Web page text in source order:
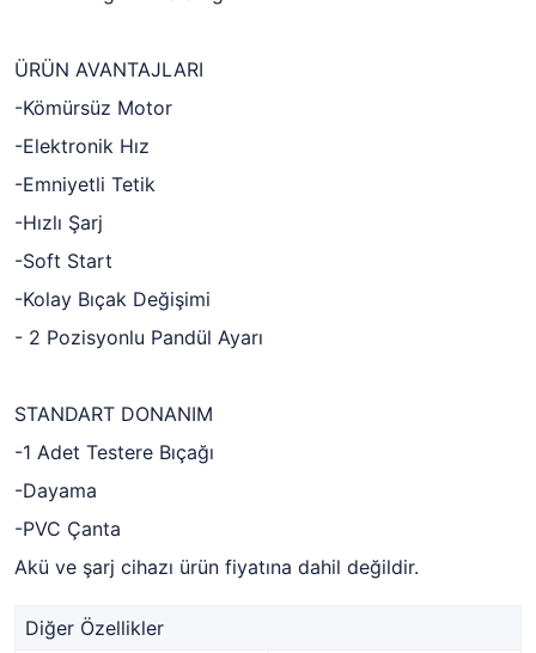
ÜRÜN AVANTAJLARI
-Kömürsüz Motor
-Elektronik Hız
-Emniyetli Tetik
-Hızlı Şarj
-Soft Start
-Kolay Bıçak Değişimi
- 2 Pozisyonlu Pandül Ayarı
STANDART DONANIM
-1 Adet Testere Bıçağı
-Dayama
-PVC Çanta
Akü ve şarj cihazı ürün fiyatına dahil değildir.
Diğer Özellikler